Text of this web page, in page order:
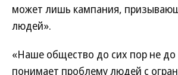
может лишь кампания,
людей».
«Наше общество до сих пор не до
понимает проблему людей с